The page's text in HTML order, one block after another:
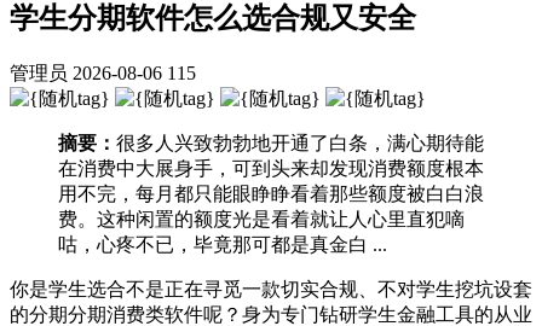
学生分期软件怎么选合规又安全
管理员 2026-08-06 115
摘要： 很多人兴致勃勃地开通了白条，满心期待能
在消费中大展身手，可到头来却发现消费额度根本
用不完，每月都只能眼睁睁看着那些额度被白白浪
费。这种闲置的额度光是看着就让人心里直犯嘀
咕，心疼不已，毕竟那可都是真金白 ...
你是学生选合不是正在寻觅一款切实合规、不对学生挖坑设套
的分期分期消费类软件呢？身为专门钻研学生金融工具的从业